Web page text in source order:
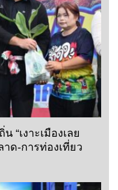
“เงาะเมืองเลย
าด-การท่องเที่ยว